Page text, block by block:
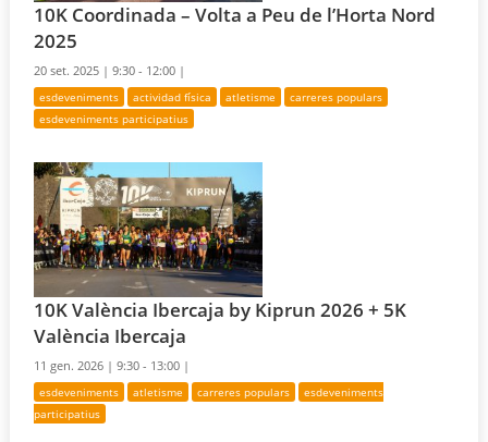
10K Coordinada – Volta a Peu de l’Horta Nord
2025
20 set. 2025 |9:30 - 12:00 |
esdeveniments actividad física atletisme
carreres populars
esdeveniments participatius
10K València Ibercaja by Kiprun 2026 + 5K
València Ibercaja
11 gen. 2026 |9:30 - 13:00 |
esdeveniments atletisme carreres populars
esdeveniments
participatius